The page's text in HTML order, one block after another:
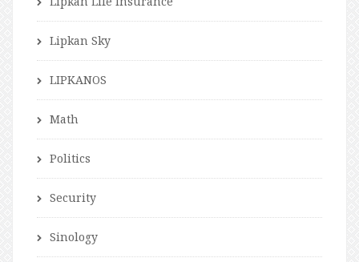
Lipkan Sky
LIPKANOS
Math
Politics
Security
Sinology